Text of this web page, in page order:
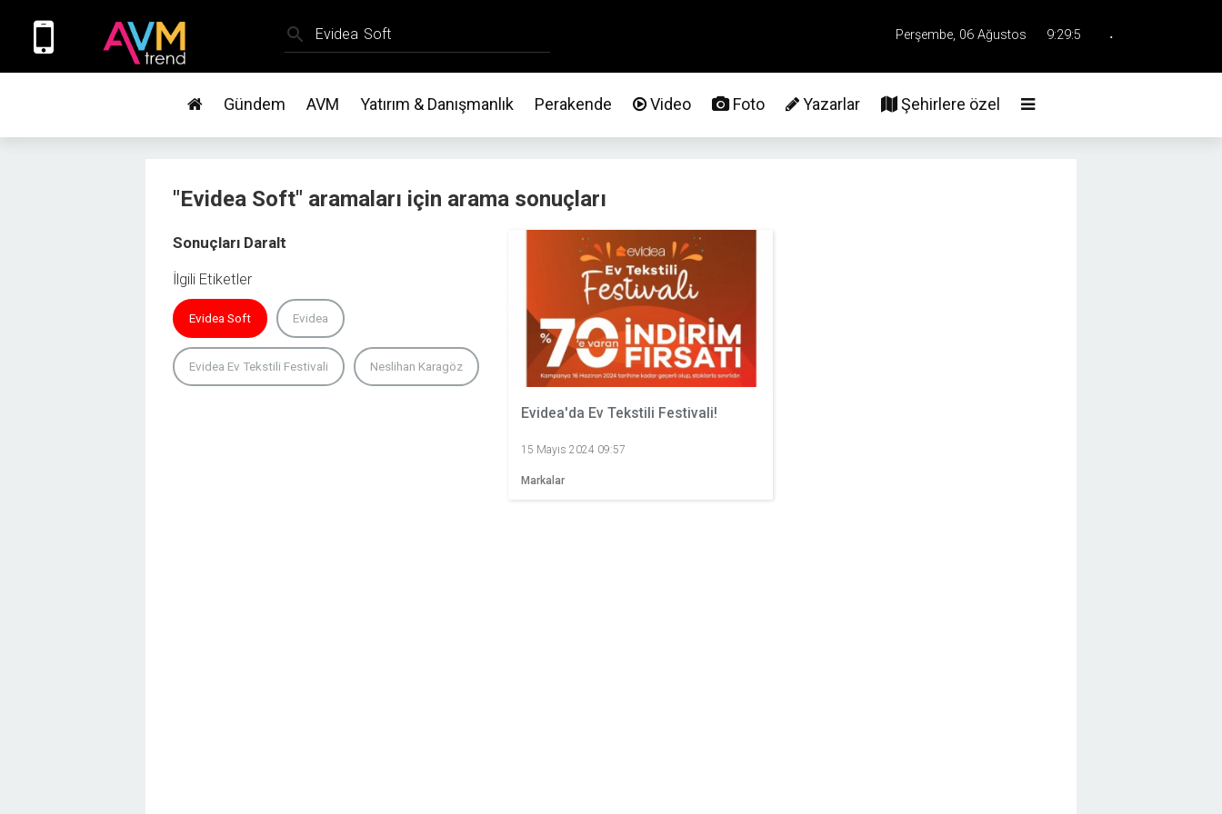
search
Perşembe, 06 Ağustos
9:29:5 .
Gündem AVM Yatırım & Danışmanlık Perakende Video Foto Yazarlar Şehirlere özel
"Evidea Soft" aramaları için arama sonuçları
Sonuçları Daralt
İlgili Etiketler
Evidea Soft Evidea
Evidea Ev Tekstili Festivali Neslihan Karagöz
Evidea'da Ev Tekstili Festivali!
15 Mayıs 2024 09:57
Markalar